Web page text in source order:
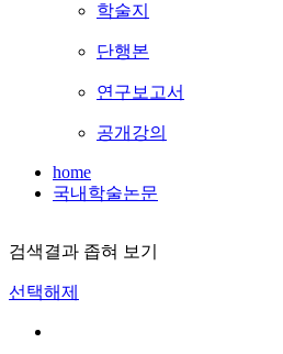
학술지
단행본
연구보고서
공개강의
home
국내학술논문
검색결과 좁혀 보기
선택해제